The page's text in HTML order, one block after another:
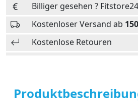
Billiger gesehen ?
Kostenloser Versand ab
Kostenlose Retouren